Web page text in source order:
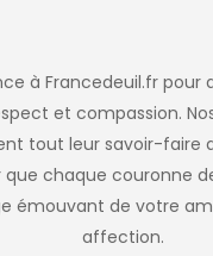
à Francedeuil.fr pour
et compassion.
tout leur savoir-faire
que chaque couronne
émouvant de votre
affection.